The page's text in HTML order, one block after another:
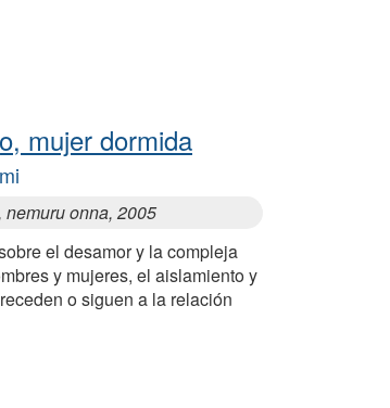
mujer dormida
nemuru onna, 2005
el desamor y la compleja
y mujeres, el aislamiento y
o siguen a la relación